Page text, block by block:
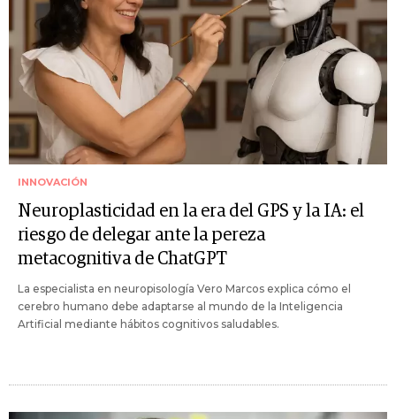
INNOVACIÓN
Neuroplasticidad en la era del GPS y la IA: el
riesgo de delegar ante la pereza
metacognitiva de ChatGPT
La especialista en neuropisología Vero Marcos explica cómo el
cerebro humano debe adaptarse al mundo de la Inteligencia
Artificial mediante hábitos cognitivos saludables.